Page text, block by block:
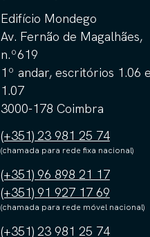
Edifício Mondego
Av. Fernão de Magalhães,
n.º619
1º andar, escritórios 1.06 e
1.07
3000-178 Coimbra
(+351) 23 981 25 74
(chamada para rede fixa nacional)
(+351) 96 898 21 17
(+351) 91 927 17 69
(chamada para rede móvel nacional)
(+351) 23 981 25 74